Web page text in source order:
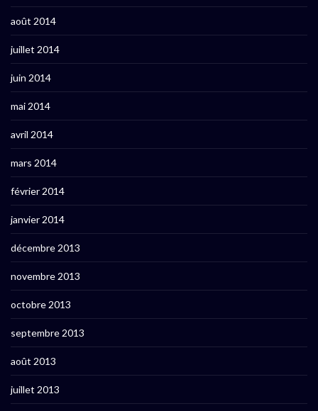
août 2014
juillet 2014
juin 2014
mai 2014
avril 2014
mars 2014
février 2014
janvier 2014
décembre 2013
novembre 2013
octobre 2013
septembre 2013
août 2013
juillet 2013